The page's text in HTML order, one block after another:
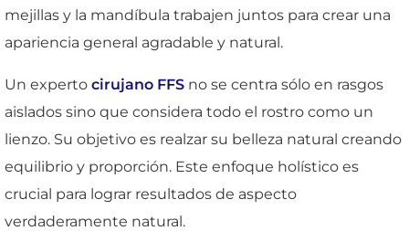
mejillas y la mandíbula trabajen juntos para crear una
apariencia general agradable y natural.
Un experto cirujano FFS no se centra sólo en rasgos
aislados sino que considera todo el rostro como un
lienzo. Su objetivo es realzar su belleza natural creando
equilibrio y proporción. Este enfoque holístico es
crucial para lograr resultados de aspecto
verdaderamente natural.